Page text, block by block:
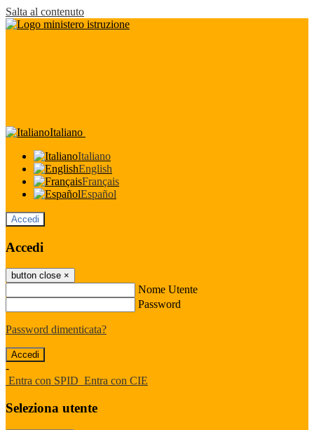
Salta al contenuto
Italiano
Italiano
English
Français
Español
Accedi
Accedi
button close ×
Nome Utente
Password
Password dimenticata?
-
Entra con SPID Entra con CIE
Seleziona utente